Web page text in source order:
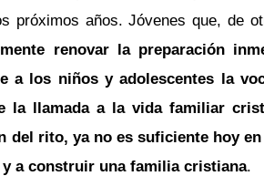
próximos años. Jóvenes que, de
renovar la preparación
a los niños y adolescentes la
la llamada a la vida familiar
del rito, ya no es suficiente hoy
y a construir una familia cristiana.